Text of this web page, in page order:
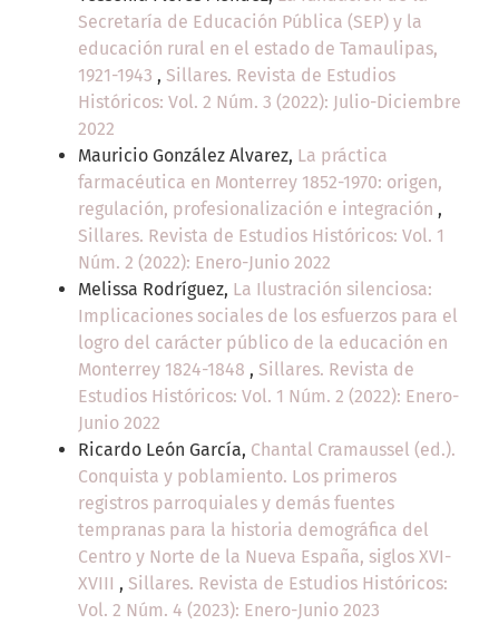
Secretaría de Educación Pública (SEP) y la
educación rural en el estado de Tamaulipas,
1921-1943 , Sillares. Revista de Estudios
Históricos: Vol. 2 Núm. 3 (2022): Julio-Diciembre
2022
Mauricio González Alvarez, La práctica
farmacéutica en Monterrey 1852-1970: origen,
regulación, profesionalización e integración ,
Sillares. Revista de Estudios Históricos: Vol. 1
Núm. 2 (2022): Enero-Junio 2022
Melissa Rodríguez, La Ilustración silenciosa:
Implicaciones sociales de los esfuerzos para el
logro del carácter público de la educación en
Monterrey 1824-1848 , Sillares. Revista de
Estudios Históricos: Vol. 1 Núm. 2 (2022): Enero-
Junio 2022
Ricardo León García, Chantal Cramaussel (ed.).
Conquista y poblamiento. Los primeros
registros parroquiales y demás fuentes
tempranas para la historia demográfica del
Centro y Norte de la Nueva España, siglos XVI-
XVIII , Sillares. Revista de Estudios Históricos:
Vol. 2 Núm. 4 (2023): Enero-Junio 2023